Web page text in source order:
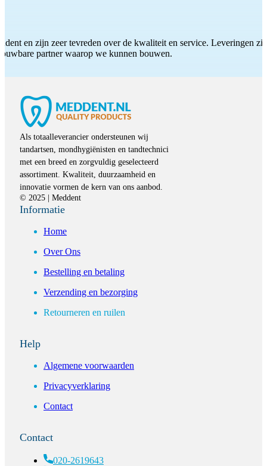
en zijn zeer tevreden over de kwaliteit en service. Leveringen
partner waarop we kunnen bouwen.
Als totaalleverancier ondersteunen wij
tandartsen, mondhygiënisten en tandtechnici
met een breed en zorgvuldig geselecteerd
assortiment. Kwaliteit, duurzaamheid en
innovatie vormen de kern van ons aanbod.
© 2025 | Meddent
Informatie
Home
Over Ons
Bestelling en betaling
Verzending en bezorging
Retourneren en ruilen
Help
Algemene voorwaarden
Privacyverklaring
Contact
Contact
020-2619643